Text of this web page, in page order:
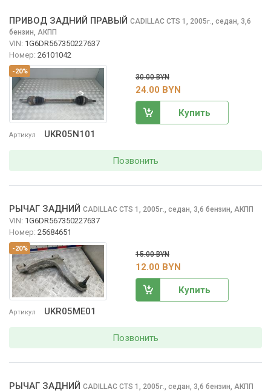
-20%
Артикул UKR05N101
ПРИВОД ЗАДНИЙ ПРАВЫЙ CADILLAC CTS 1, 2005г. седан, 3,6
бензин, АКПП
VIN: 1G6DR567350227637
Номер: 26101042
30.00 BYN
24.00 BYN
Купить
Позвонить
-20%
Артикул UKR05ME01
РЫЧАГ ЗАДНИЙ CADILLAC CTS 1, 2005г. седан, 3,6 бензин, АКПП
VIN: 1G6DR567350227637
Номер: 25684651
15.00 BYN
12.00 BYN
Купить
Позвонить
РЫЧАГ ЗАДНИЙ CADILLAC CTS 1, 2005г., седан, 3,6 бензин, АКПП